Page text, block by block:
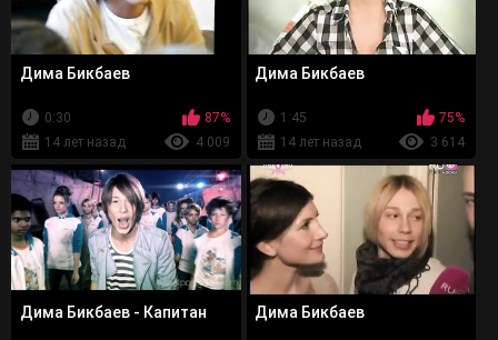
Дима Бикбаев
0:30
87%
14 лет назад
4 009
Дима Бикбаев
1:45
75%
14 лет назад
3 614
Дима Бикбаев - Капитан Дима Бикбаев